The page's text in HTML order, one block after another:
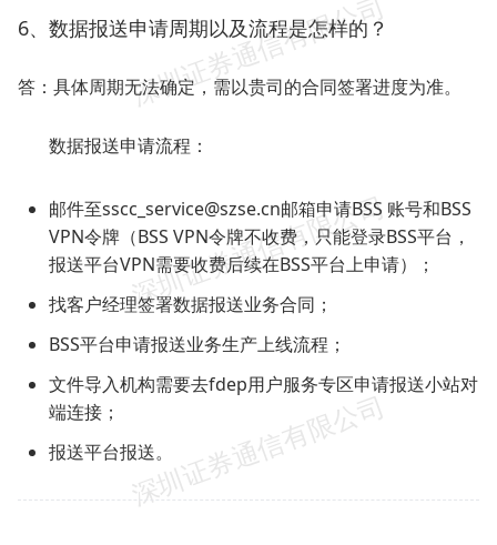
6、数据报送申请周期以及流程是怎样的？
答：具体周期无法确定，需以贵司的合同签署进度为准。
数据报送申请流程：
邮件至sscc_service@szse.cn邮箱申请BSS 账号和BSS
VPN令牌（BSS VPN令牌不收费，只能登录BSS平台，
报送平台VPN需要收费后续在BSS平台上申请）；
找客户经理签署数据报送业务合同；
BSS平台申请报送业务生产上线流程；
文件导入机构需要去fdep用户服务专区申请报送小站对
端连接；
报送平台报送。